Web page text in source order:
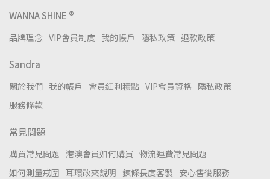
WANNA SHINE ®
品牌理念 VIP會員制度 我的帳戶 隱私政策 退款政策
Sandra
關於我們 我的帳戶 會員紅利積點 VIP會員資格 隱私政策
服務條款
常見問題
購買常見問題 港澳會員如何購買 物流運費常見問題
如何測量戒圍 耳環改夾說明 鍊條長度客製 安心售後服務